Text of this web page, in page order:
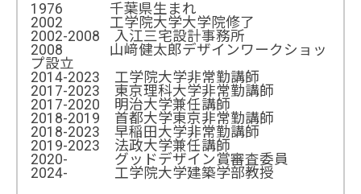
1976 千葉県生まれ
2002 工学院大学大学院修了
2002-2008 入江三宅設計事務所
2008 山﨑健太郎デザインワークショッ
プ設立
2014-2023 工学院大学非常勤講師
2017-2023 東京理科大学非常勤講師
2017-2020 明治大学兼任講師
2018-2019 首都大学東京非常勤講師
2018-2023 早稲田大学非常勤講師
2019-2023 法政大学兼任講師
2020- グッドデザイン賞審査委員
2024- 工学院大学建築学部教授